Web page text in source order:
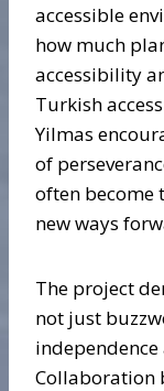
accessible
how much
accessibility
Turkish
Yilmas
of
often become
new ways
The project
not just
Collaboration